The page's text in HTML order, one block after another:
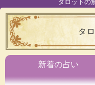
タロットの
タ
新着の占い